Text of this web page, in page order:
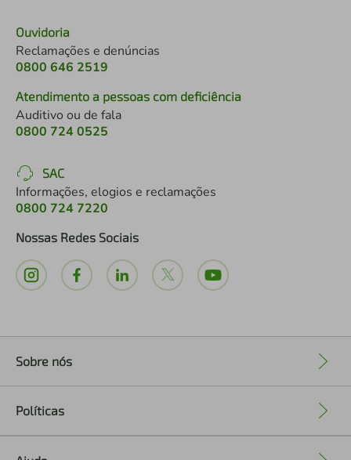
Ouvidoria
Reclamações e denúncias
0800 646 2519
Atendimento a pessoas com deficiência
Auditivo ou de fala
0800 724 0525
SAC
Informações, elogios e reclamações
0800 724 7220
Nossas Redes Sociais
Sobre nós
Políticas